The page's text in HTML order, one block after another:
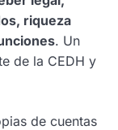
riqueza
. Un
de la CEDH y
de cuentas